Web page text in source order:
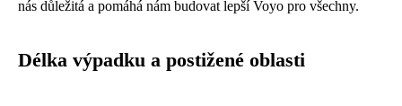
nás důležitá a pomáhá nám budovat lepší Voyo pro všechny.
Délka výpadku a postižené oblasti